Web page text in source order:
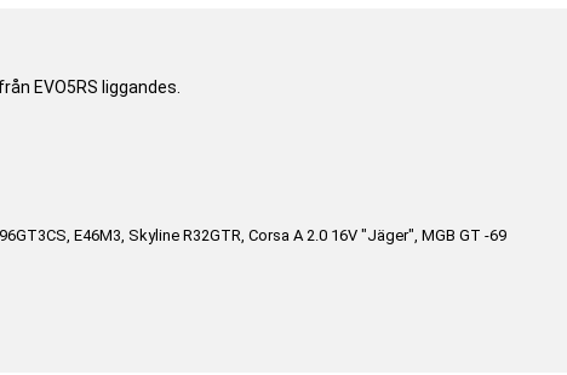
EVO5RS liggandes.
E46M3, Skyline R32GTR, Corsa A 2.0 16V "Jäger", MGB GT -69